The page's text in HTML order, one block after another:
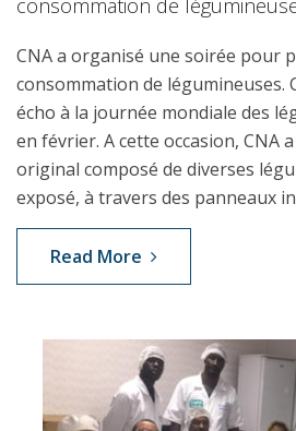
CNA a organisé une soirée pour
consommation de légumineuses.
écho à la journée mondiale des
en février. A cette occasion, CNA
original composé de diverses
exposé, à travers des panneaux
Read More